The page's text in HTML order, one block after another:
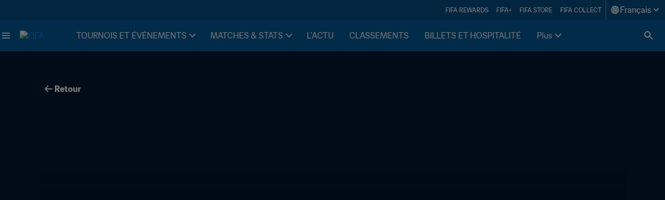
FIFA REWARDS FIFA+ FIFA STORE FIFA COLLECT Français
TOURNOIS ET ÉVÉNEMENTS MATCHES & STATS L'ACTU CLASSEMENTS BILLETS ET HOSPITALITÉ Plus
Retour